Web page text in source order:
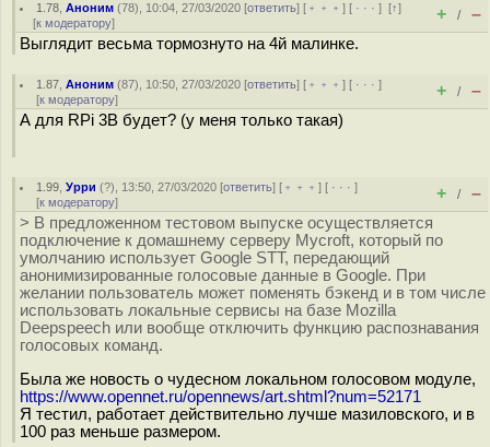
1.78 ,Аноним (78), 10:04, 27/03/2020 [ответить] [ ﹢﹢﹢] [ · · ·][↑]
[к модератору] + / –
Выглядит весьма тормознуто на 4й малинке.
1.87 ,Аноним (87), 10:50, 27/03/2020 [ответить] [ ﹢﹢﹢] [ · · ·]
[к модератору] + / –
А для RPi 3B будет? (у меня только такая)
1.99 ,Урри (?), 13:50, 27/03/2020 [ответить] [ ﹢﹢﹢] [ · · ·]
[к модератору] + / –
> В предложенном тестовом выпуске осуществляется
подключение к домашнему серверу Mycroft, который по
умолчанию использует Google STT, передающий
анонимизированные голосовые данные в Google. При
желании пользователь может поменять бэкенд и в том числе
использовать локальные сервисы на базе Mozilla
Deepspeech или вообще отключить функцию распознавания
голосовых команд.
Была же новость о чудесном локальном голосовом модуле,
https://www.opennet.ru/opennews/art.shtml?num=52171
Я тестил, работает действительно лучше мазиловского, и в
100 раз меньше размером.